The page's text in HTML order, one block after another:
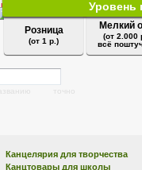
Уровень
Розница
(от 1 р.)
Мелкий
(от 2.000
всё
Канцелярия для творчества
Канцтовары для школы